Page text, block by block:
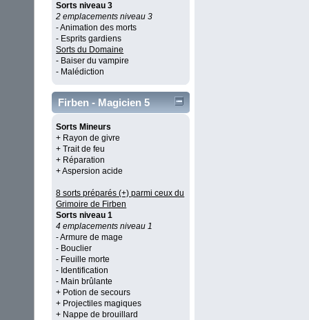
Sorts niveau 3
2 emplacements niveau 3
- Animation des morts
- Esprits gardiens
Sorts du Domaine
- Baiser du vampire
- Malédiction
Firben - Magicien 5
Sorts Mineurs
+ Rayon de givre
+ Trait de feu
+ Réparation
+ Aspersion acide
8 sorts préparés (+) parmi ceux du
Grimoire de Firben
Sorts niveau 1
4 emplacements niveau 1
- Armure de mage
- Bouclier
- Feuille morte
- Identification
- Main brûlante
+ Potion de secours
+ Projectiles magiques
+ Nappe de brouillard